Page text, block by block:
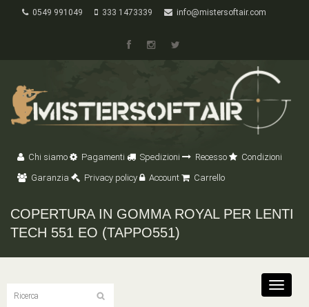
0549 991049 333 1473339 info@mistersoftair.com
Chi siamo Pagamenti Spedizioni Recesso
Condizioni
Garanzia
Privacy policy Account Carrello
COPERTURA IN GOMMA ROYAL PER LENTI
TECH 551 EO (TAPPO551)
Toggle